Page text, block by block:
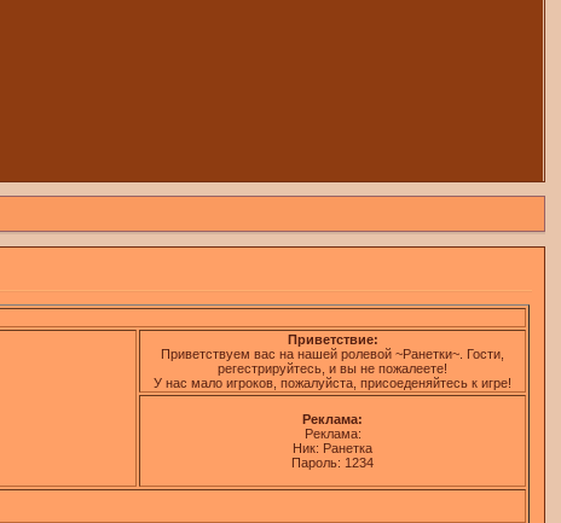
Приветствие:
Приветствуем вас на нашей ролевой ~Ранетки~. Гости,
регестрируйтесь, и вы не пожалеете!
У нас мало игроков, пожалуйста, присоеденяйтесь к игре!
Реклама:
Реклама:
Ник: Ранетка
Пароль: 1234